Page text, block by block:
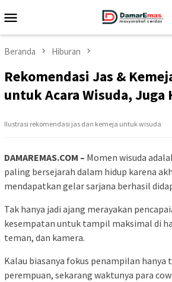
ke
Mobile
Beranda Hiburan
Rekomendasi Jas &
untuk Acara Wisuda, Juga
Ilustrasi rekomendasi jas dan kemeja untuk wisuda
DAMAREMAS.COM – Momen wisuda
paling bersejarah dalam hidup karena
mendapatkan gelar sarjana berhasil
Tak hanya jadi ajang merayakan
kesempatan untuk tampil maksimal di
teman, dan kamera.
Kalau biasanya fokus penampilan hanya
perempuan, sekarang waktunya para